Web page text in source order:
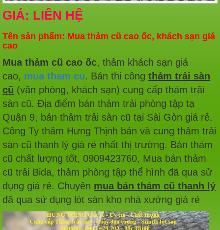
GIÁ: LIÊN HỆ
Tên sản phẩm: Mua thảm cũ cao ốc, khách sạn giá
cao
Mua thảm cũ cao ốc, thảm khách sạn giá
cao, mua tham cu. Bán thi công thảm trải sàn
cũ (văn phòng, khách sạn) cung cấp thảm trãi
sàn cũ. Địa điểm bán thảm trải phòng tập tạ
Quận 9, bán thảm trải sàn cũ tại Sài Gòn giá rẻ.
Công Ty thảm Hưng Thịnh bán và cung thảm trải
sàn cũ thanh lý giá rẻ nhất thị trường. Bán thảm
cũ chất lượng tốt, 0909423760, Mua bán thảm
cũ trải Bida, thảm phòng tập thể hình đã qua sử
dụng giá rẻ. Chuyên mua bán thảm cũ thanh lý
đã qua sử dụng lót sàn kho nhà xưởng giá rẻ